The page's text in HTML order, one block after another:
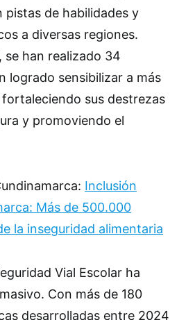
pistas de habilidades y
a diversas regiones.
han realizado 34
logrado sensibilizar a más
fortaleciendo sus destrezas
y promoviendo el
Inclusión
Más de 500.000
la inseguridad alimentaria
Vial Escolar ha
Con más de 180
desarrolladas entre 2024